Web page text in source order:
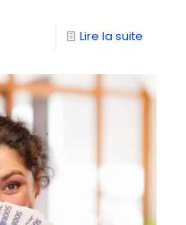
Lire la suite